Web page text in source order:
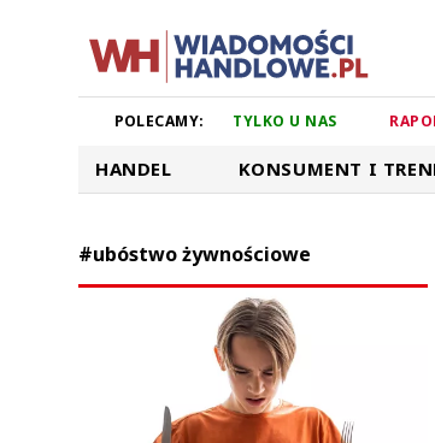
POLECAMY: TYLKO U NAS
HANDEL KONSUMENT I
#ubóstwo żywnościowe